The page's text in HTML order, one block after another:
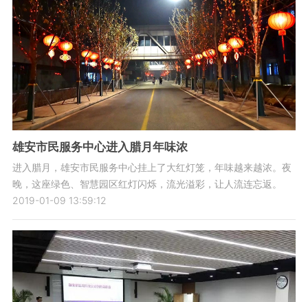
雄安市民服务中心进入腊月年味浓
进入腊月，雄安市民服务中心挂上了大红灯笼，年味越来越浓。夜
晚，这座绿色、智慧园区红灯闪烁，流光溢彩，让人流连忘返。
2019-01-09 13:59:12